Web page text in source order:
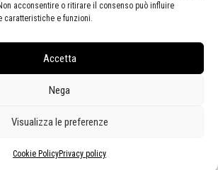
acconsentire o ritirare il consenso può influire
caratteristiche e funzioni.
Accetta
Nega
Visualizza le preferenze
Cookie PolicyPrivacy policy